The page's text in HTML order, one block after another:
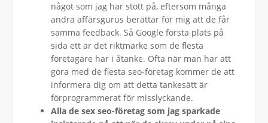
något som jag har stött på, eftersom många
andra affärsgurus berättar för mig att de får
samma feedback. Så Google första plats på
sida ett är det riktmärke som de flesta
företagare har i åtanke. Ofta när man har att
göra med de flesta seo-företag kommer de att
informera dig om att detta tankesätt är
förprogrammerat för misslyckande.
Alla de sex seo-företag som jag sparkade